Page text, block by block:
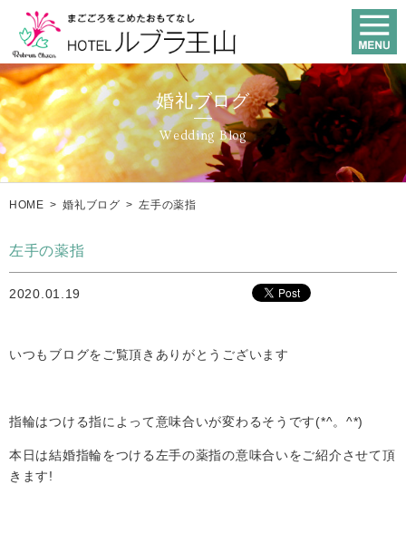
婚礼ブログ
Wedding Blog
HOME > 婚礼ブログ > 左手の薬指
左手の薬指
2020.01.19
いつもブログをご覧頂きありがとうございます
指輪はつける指によって意味合いが変わるそうです(*^。^*)
本日は結婚指輪をつける左手の薬指の意味合いをご紹介させて頂
きます!